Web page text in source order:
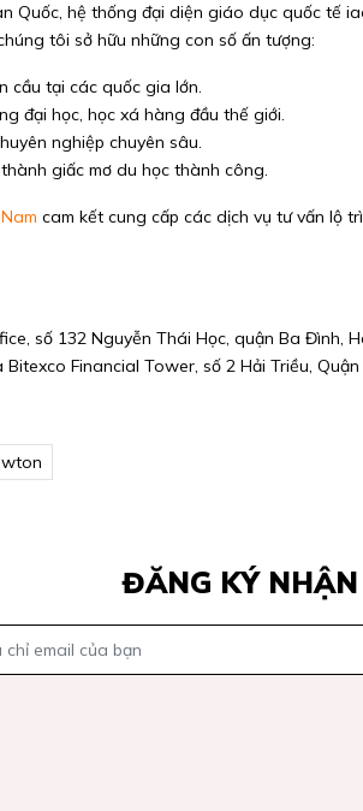
Quốc, hệ thống đại diện giáo dục quốc tế
tôi sở hữu những con số ấn tượng:
cầu tại các quốc gia lớn.
đại học, học xá hàng đầu thế giới.
nghiệp chuyên sâu.
giấc mơ du học thành công.
cam kết cung cấp các dịch vụ tư vấn lộ
số 132 Nguyễn Thái Học, quận Ba Đình,
Financial Tower, số 2 Hải Triều, Quận
ĐĂNG KÝ